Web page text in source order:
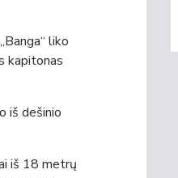
liko
kapitonas
iš dešinio
iš 18 metrų